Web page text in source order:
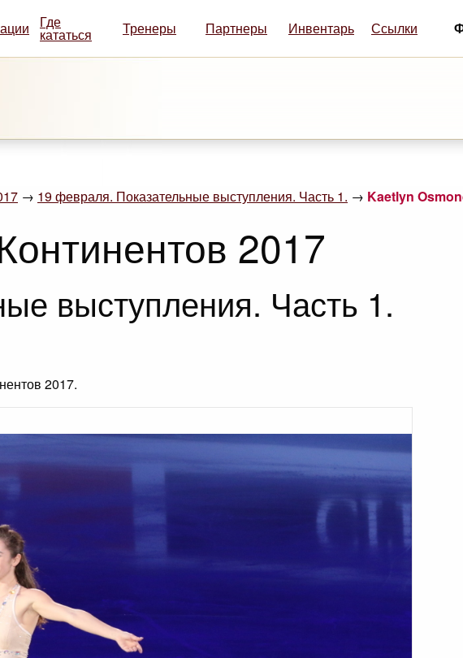
Где
кататься Тренеры Партнеры Инвентарь Ссылки
→ 19 февраля. Показательные выступления. Часть 1. → Kaetlyn
2017
выступления. Часть 1.
2017.